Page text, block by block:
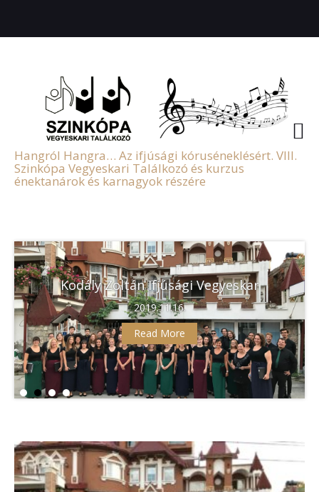
Hangról Hangra… Az ifjúsági kóruséneklésért. VIII.
Szinkópa Vegyeskari Találkozó és kurzus
énektanárok és karnagyok részére
Kodály Zoltán Ifjúsági Vegyeskar
2019.11.16.
Read More